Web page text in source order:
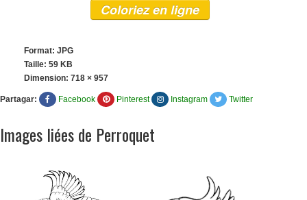
Coloriez en ligne
Format: JPG
Taille: 59 KB
Dimension: 718 × 957
Partagar: Facebook Pinterest Instagram Twitter
Images liées de Perroquet